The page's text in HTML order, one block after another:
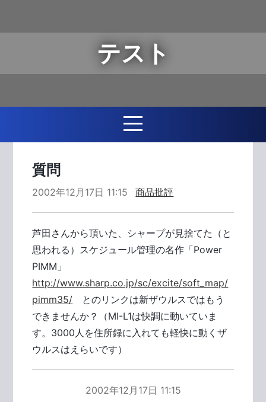
テスト
質問
2002年12月17日 11:15 商品批評
芦田さんから頂いた、シャープが見捨てた（と
思われる）スケジュール管理の名作「Power
PIMM」
http://www.sharp.co.jp/sc/excite/soft_map/
pimm35/ とのリンクは新ザウルスではもう
できませんか？（MI-L1は快調に動いていま
す。3000人を住所録に入れても軽快に動くザ
ウルスはえらいです）
2002年12月17日 11:15